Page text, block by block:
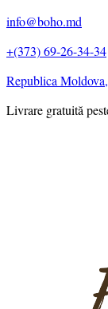
info@boho.md
+(373) 69-26-34-34
Republica
Livrare gratuită